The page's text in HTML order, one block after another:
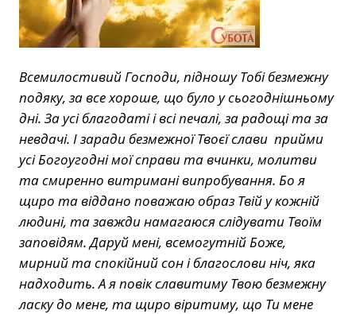
Всемилостивий Господи, підношу Тобі безмежну
подяку, за все хороше, що було у сьогоднішньому
дні. За усі благодаті і всі печалі, за радощі та за
невдачі. І заради безмежної Твоєї слави прийми
усі Богоугодні мої справи та вчинки, молитви
та смиренно витримані випробування. Бо я
щиро та віддано поважаю образ Твій у кожній
людині, та завжди намагаюся слідувати Твоїм
заповідям. Даруй мені, всемогутній Боже,
мирний та спокійний сон і благослови ніч, яка
надходить. А я повік славитиму Твою безмежну
ласку до мене, та щиро віритиму, що Ти мене